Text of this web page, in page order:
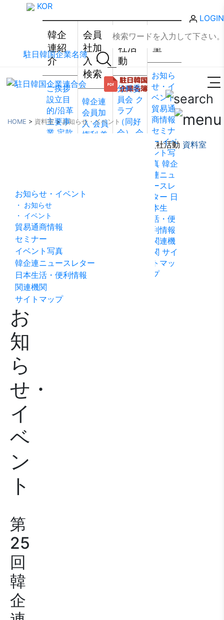
韓企
連紹
介
ご挨拶
設立目
的/沿革
主要事
業 定款
支部
ウ
ェブア
クセシ
ビリテ
会員
社加
入・
検索
韓企連
会員加
入 会員
権利·義
員社総
覧
会員
社活
動
分科委
員会 ク
ラブ
（同好
会）
会
資料
室
お知ら
せ・イ
ベント
貿易通
商情報
セミナ
ー イベ
ント写
真 韓企
連ニュ
ースレ
ター 日
本生
活・便
利情報
関連機
関 サイ
トマッ
プ
駐日韓国企業名簿
KOR
LOGIN
会員社活動 資料室
HOME > 資料室>お知らせ・イベント
お知らせ・イベント
・ お知らせ
・ イベント
貿易通商情報
セミナー
イベント写真
韓企連ニュースレター
日本生活・便利情報
関連機関
サイトマップ
お
知
ら
せ・
イ
ベ
ン
ト
第
25
回
韓
企